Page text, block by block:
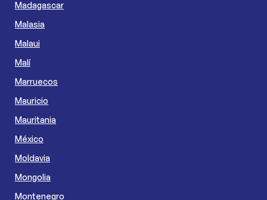
Madagascar
Malasia
Malaui
Malí
Marruecos
Mauricio
Mauritania
México
Moldavia
Mongolia
Montenegro